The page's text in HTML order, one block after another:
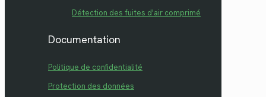
Détection des fuites d'air comprimé
Documentation
Politique de confidentialité
Protection des données